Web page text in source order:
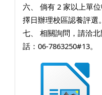
六、 倘有 2 家以上單
擇日辦理校區認養評選。
七、 相關詢問，請洽
話：06-7863250#13。